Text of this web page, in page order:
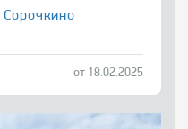
от 18.02.2025